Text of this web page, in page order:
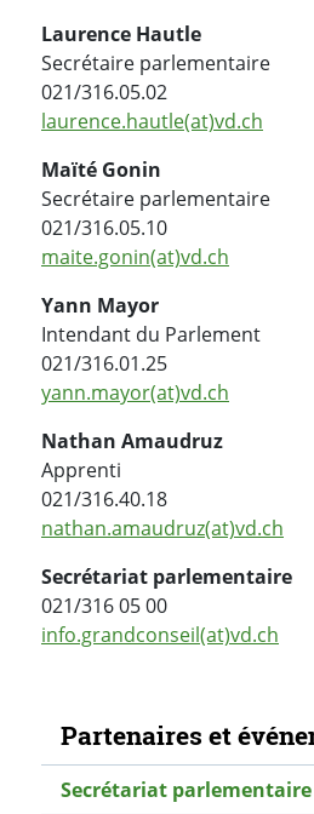
Laurence Hautle
Secrétaire parlementaire
021/316.05.02
laurence.hautle(at)vd.ch
Maïté Gonin
Secrétaire parlementaire
021/316.05.10
maite.gonin(at)vd.ch
Yann Mayor
Intendant du Parlement
021/316.01.25
yann.mayor(at)vd.ch
Nathan Amaudruz
Apprenti
021/316.40.18
nathan.amaudruz(at)vd.ch
Secrétariat parlementaire
021/316 05 00
info.grandconseil(at)vd.ch
Navigation
Partenaires et
Secrétariat parlementaire